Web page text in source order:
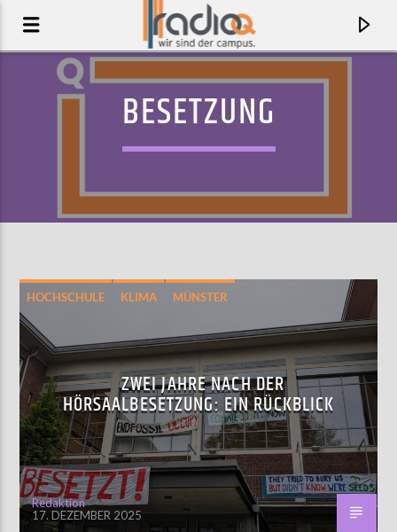
AKTUELLER TRACK
BOND GIRL
JOHN GLACIER
AKTUELLE SENDUNG
MOEBIUS
19:00 24:00
BESETZUNG
HOCHSCHULE KLIMA MÜNSTER
POLITIK
ZWEI JAHRE NACH DER
HÖRSAALBESETZUNG: EIN RÜCKBLICK
Redaktion
17. DEZEMBER 2025